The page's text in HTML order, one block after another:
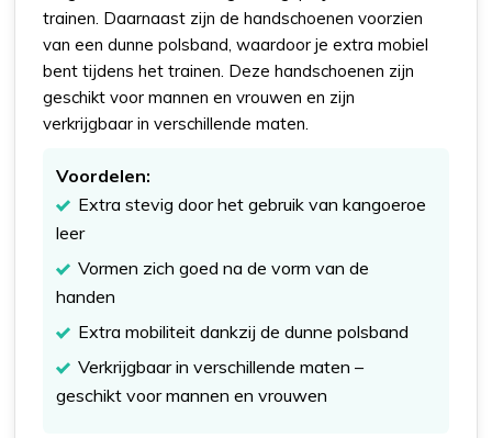
trainen. Daarnaast zijn de handschoenen voorzien
van een dunne polsband, waardoor je extra mobiel
bent tijdens het trainen. Deze handschoenen zijn
geschikt voor mannen en vrouwen en zijn
verkrijgbaar in verschillende maten.
Voordelen:
Extra stevig door het gebruik van kangoeroe
leer
Vormen zich goed na de vorm van de
handen
Extra mobiliteit dankzij de dunne polsband
Verkrijgbaar in verschillende maten –
geschikt voor mannen en vrouwen